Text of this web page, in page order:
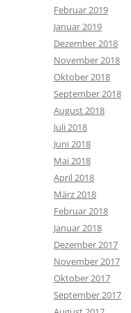
Februar 2019
Januar 2019
Dezember 2018
November 2018
Oktober 2018
September 2018
August 2018
Juli 2018
Juni 2018
Mai 2018
April 2018
März 2018
Februar 2018
Januar 2018
Dezember 2017
November 2017
Oktober 2017
September 2017